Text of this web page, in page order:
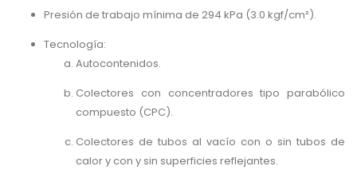
Presión de trabajo mínima de 294 kPa (3.0 kgf/cm²).
Tecnología:
Autocontenidos.
Colectores con concentradores tipo parabólico
compuesto (CPC).
Colectores de tubos al vacío con o sin tubos de
calor y con y sin superficies reflejantes.